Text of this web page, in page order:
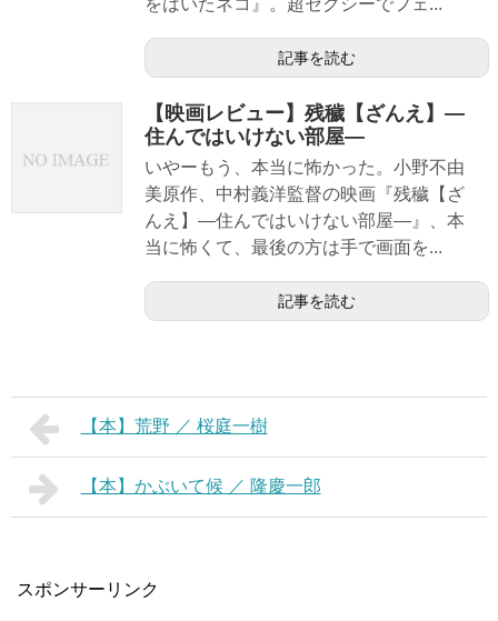
をはいたネコ』。超セクシーでフェ...
記事を読む
【映画レビュー】残穢【ざんえ】―
住んではいけない部屋―
いやーもう、本当に怖かった。小野不由
美原作、中村義洋監督の映画『残穢【ざ
んえ】―住んではいけない部屋―』、本
当に怖くて、最後の方は手で画面を...
記事を読む
【本】荒野 ／ 桜庭一樹
【本】かぶいて候 ／ 隆慶一郎
スポンサーリンク